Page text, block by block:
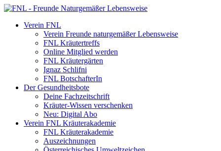
Verein FNL
Verein Freunde naturgemäßer Lebensweise
FNL Kräutertreffs
Online Mitglied werden
FNL Kräutergärten
Ignaz Schlifni
FNL BotschafterIn
Der Gesundheitsbote
Deine Fachzeitschrift
Kräuter-Wissen verschenken
Neu: Digital Abo
Verein FNL Kräuterakademie
FNL Kräuterakademie
Auszeichnungen